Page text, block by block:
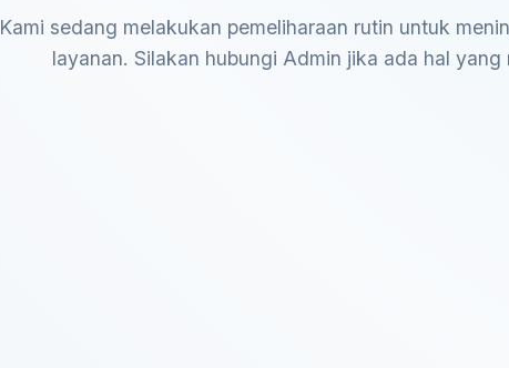
Kami sedang melakukan pemeliharaan rutin untuk
layanan. Silakan hubungi Admin jika ada hal yang